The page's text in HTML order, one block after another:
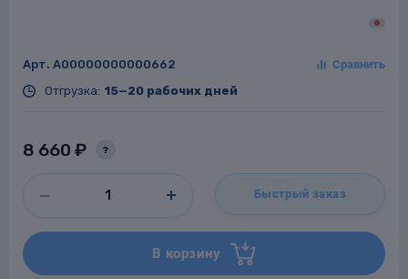
Арт. A00000000000662
Отгрузка: 15—20 рабочих дней
8 660 ₽ ?
Быстрый заказ
В корзину
Фланцы стальные